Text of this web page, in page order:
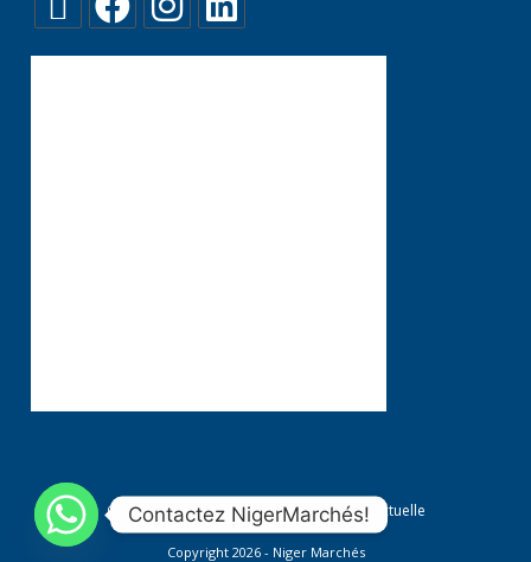
Conditions générales Propriété Intellectuelle
Copyright 2026 - Niger Marchés
Contactez NigerMarchés!